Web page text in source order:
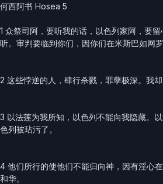
何西阿书 Hosea 5
1 众祭司阿，要听我的话，以色列家阿，要
听。审判要临到你们，因你们在米斯巴如网
2 这些悖逆的人，肆行杀戮，罪孽极深。我却
3 以法莲为我所知，以色列不能向我隐藏。
色列被玷污了。
4 他们所行的使他们不能归向神，因有淫心
和华。